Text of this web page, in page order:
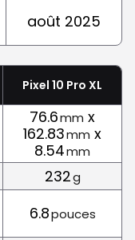
août 2025
Pixel 10 Pro XL
76.6mm x
162.83mm x
8.54mm
232g
6.8pouces